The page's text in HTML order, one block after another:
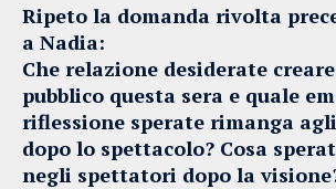
Ripeto la domanda rivolta
a Nadia:
Che relazione desiderate
pubblico questa sera e quale
riflessione sperate rimanga
dopo lo spettacolo? Cosa
negli spettatori dopo la